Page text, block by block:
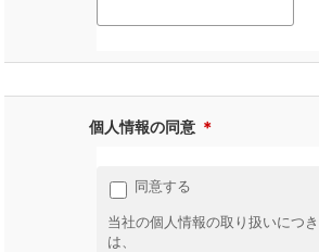
個人情報の同意 ＊
同意する
当社の個人情報の取り扱いにつ
は、